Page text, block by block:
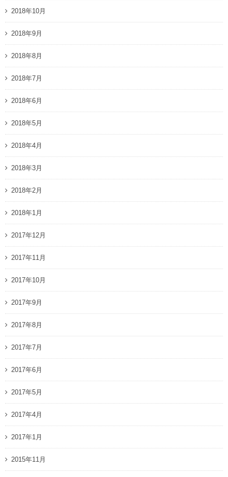
2018年10月
2018年9月
2018年8月
2018年7月
2018年6月
2018年5月
2018年4月
2018年3月
2018年2月
2018年1月
2017年12月
2017年11月
2017年10月
2017年9月
2017年8月
2017年7月
2017年6月
2017年5月
2017年4月
2017年1月
2015年11月